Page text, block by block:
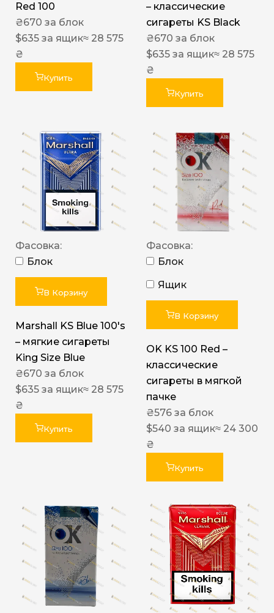
Red 100
₴670 за блок
$635 за ящик≈ 28 575
₴
Купить
– классические
сигареты KS Black
₴670 за блок
$635 за ящик≈ 28 575
₴
Купить
Фасовка:
Блок
В Корзину
Marshall KS Blue 100's
– мягкие сигареты
King Size Blue
₴670 за блок
$635 за ящик≈ 28 575
₴
Купить
Фасовка:
Блок
Ящик
В Корзину
OK KS 100 Red –
классические
сигареты в мягкой
пачке
₴576 за блок
$540 за ящик≈ 24 300
₴
Купить